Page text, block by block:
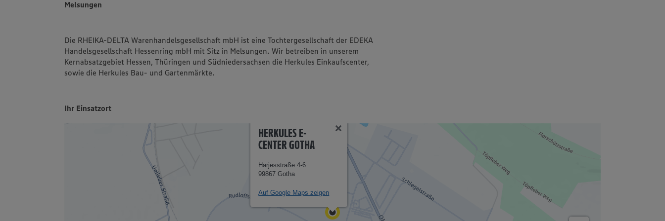
Melsungen
Die RHEIKA-DELTA Warenhandelsgesellschaft mbH ist eine Tochtergesellschaft der EDEKA
Handelsgesellschaft Hessenring mbH mit Sitz in Melsungen. Wir betreiben in unserem
Kernabsatzgebiet Hessen, Thüringen und Südniedersachsen die Herkules Einkaufscenter,
sowie die Herkules Bau- und Gartenmärkte.
Ihr Einsatzort
HERKULES E-
CENTER GOTHA
Harjesstraße 4-6
99867 Gotha
Auf Google Maps zeigen